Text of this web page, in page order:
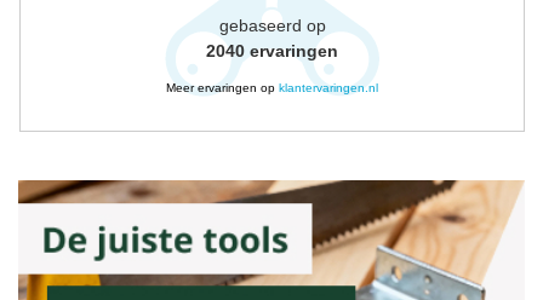
gebaseerd op
2040 ervaringen
Meer ervaringen op klantervaringen.nl